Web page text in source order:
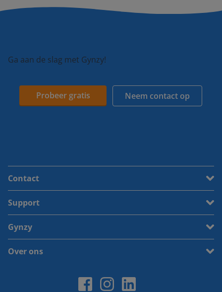
Ga aan de slag met Gynzy!
Probeer gratis Neem contact op
Contact
Support
Gynzy
Over ons